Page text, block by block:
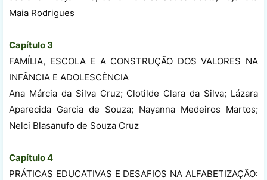
Maia Rodrigues
Capítulo 3
FAMÍLIA, ESCOLA E A CONSTRUÇÃO DOS VALORES NA
INFÂNCIA E ADOLESCÊNCIA
Ana Márcia da Silva Cruz; Clotilde Clara da Silva; Lázara
Aparecida Garcia de Souza; Nayanna Medeiros Martos;
Nelci Blasanufo de Souza Cruz
Capítulo 4
PRÁTICAS EDUCATIVAS E DESAFIOS NA ALFABETIZAÇÃO: